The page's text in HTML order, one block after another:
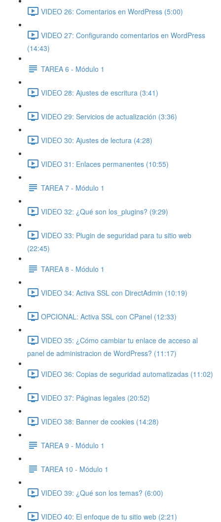
VIDEO 26: Comentarios en WordPress (5:00)
VIDEO 27: Configurando comentarios en WordPress
(14:43)
TAREA 6 - Módulo 1
VIDEO 28: Ajustes de escritura (3:41)
VIDEO 29: Servicios de actualización (3:36)
VIDEO 30: Ajustes de lectura (4:28)
VIDEO 31: Enlaces permanentes (10:55)
TAREA 7 - Módulo 1
VIDEO 32: ¿Qué son los_plugins? (9:29)
VIDEO 33: Plugin de seguridad para tu sitio web
(22:45)
TAREA 8 - Módulo 1
VIDEO 34: Activa SSL con DirectAdmin (10:19)
OPCIONAL: Activa SSL con CPanel (12:33)
VIDEO 35: ¿Cómo cambiar tu enlace de acceso al
panel de administracion de WordPress? (11:17)
VIDEO 36: Copias de seguridad automatizadas (11:02)
VIDEO 37: Páginas legales (20:52)
VIDEO 38: Banner de cookies (14:28)
TAREA 9 - Módulo 1
TAREA 10 - Módulo 1
VIDEO 39: ¿Qué son los temas? (6:00)
VIDEO 40: El enfoque de tu sitio web (2:21)